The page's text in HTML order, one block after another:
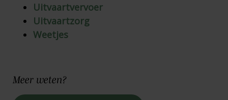
Uitvaartvervoer
Uitvaartzorg
Weetjes
Meer weten?